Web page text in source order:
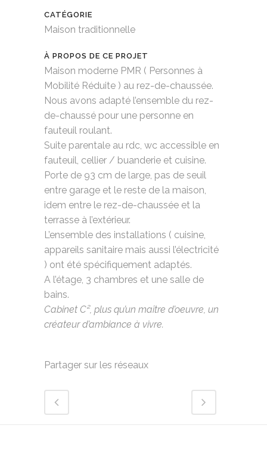
CATÉGORIE
Maison traditionnelle
À PROPOS DE CE PROJET
Maison moderne PMR ( Personnes à
Mobilité Réduite ) au rez-de-chaussée.
Nous avons adapté l’ensemble du rez-
de-chaussé pour une personne en
fauteuil roulant.
Suite parentale au rdc, wc accessible en
fauteuil, cellier / buanderie et cuisine.
Porte de 93 cm de large, pas de seuil
entre garage et le reste de la maison,
idem entre le rez-de-chaussée et la
terrasse à l’extérieur.
L’ensemble des installations ( cuisine,
appareils sanitaire mais aussi l’électricité
) ont été spécifiquement adaptés.
A l’étage, 3 chambres et une salle de
bains.
Cabinet C², plus qu’un maître d’oeuvre, un
créateur d’ambiance à vivre.
Partager sur les réseaux